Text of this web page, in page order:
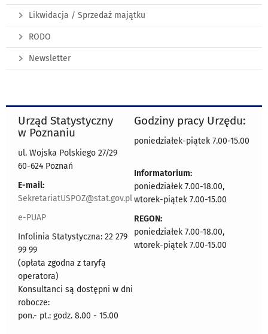
Likwidacja / Sprzedaż majątku
RODO
Newsletter
Urząd Statystyczny
w Poznaniu
ul. Wojska Polskiego 27/29
60-624 Poznań
E-mail:
SekretariatUSPOZ@stat.gov.pl
e-PUAP
Infolinia Statystyczna: 22 279
99 99
(opłata zgodna z taryfą
operatora)
Konsultanci są dostępni w dni
robocze:
pon.- pt.: godz. 8.00 - 15.00
Godziny pracy Urzędu:
poniedziałek-piątek 7.00-15.00
Informatorium:
poniedziałek 7.00-18.00,
wtorek-piątek 7.00-15.00
REGON:
poniedziałek 7.00-18.00,
wtorek-piątek 7.00-15.00